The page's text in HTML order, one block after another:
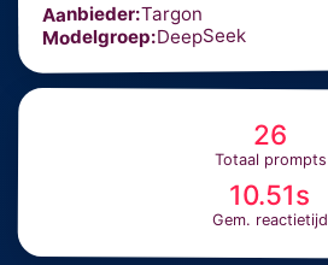
Aanbieder:Targon
Modelgroep:DeepSeek
26
Totaal prompts
10.51s
Gem. reactietijd